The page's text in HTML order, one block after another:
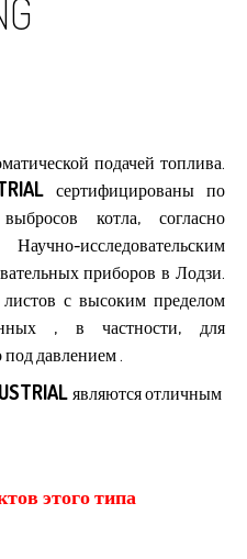
подачей топлива.
сертифицированы по
котла, согласно
исследовательским
приборов в Лодзи.
с высоким пределом
, в частности, для
давлением .
являются отличным
этого типа